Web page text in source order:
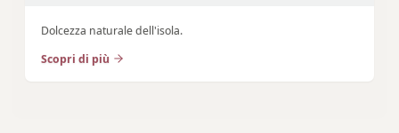
Dolcezza naturale dell'isola.
Scopri di più